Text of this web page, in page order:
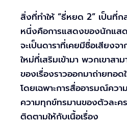
สิ่งที่ทำให้ “ธี่หยด 2” เป็นที่
หนึ่งคือการแสดงของนักแส
จะเป็นดาราที่เคยมีชื่อเสียงจ
ใหม่ที่เสริมเข้ามา พวกเขาสา
ของเรื่องราวออกมาถ่ายทอ
โดยเฉพาะการสื่ออารมณ์คว
ความทุกข์ทรมานของตัวละค
ติดตามให้กับเนื้อเรื่อง